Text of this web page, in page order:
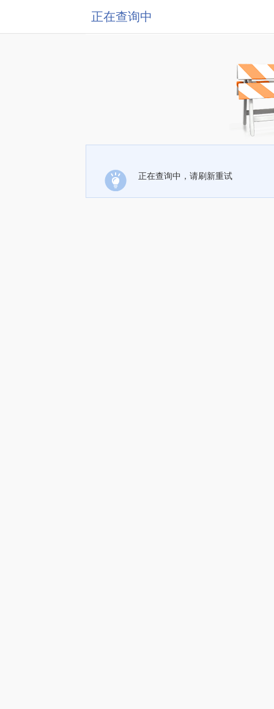
正在查询中
正在查询中，请刷新重试